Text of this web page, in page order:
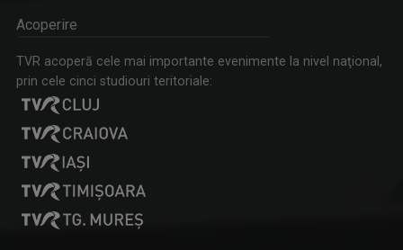
sistemul sanitar
Acoperire
TVR acoperă cele mai importante evenimente la nivel naţional,
prin cele cinci studiouri teritoriale: